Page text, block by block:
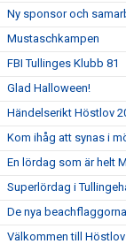
Ny sponsor och
Mustaschkampen
FBI Tullinges Klubb 81
Glad Halloween!
Händelserikt Höstlov
Kom ihåg att synas i
En lördag som är helt
Superlördag i
De nya beachflaggorna
Välkommen till